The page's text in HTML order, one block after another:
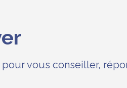
vous conseiller,